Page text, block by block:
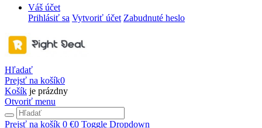
Váš účet
Prihlásiť sa Vytvoriť účet Zabudnuté heslo
Hľadať
Prejsť na košík0
Košík je prázdny
Otvoriť menu
Prejsť na košík 0 €0 Toggle Dropdown